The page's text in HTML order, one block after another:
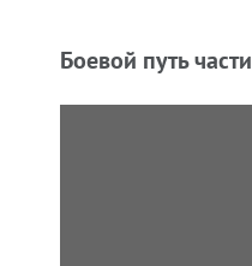
Боевой путь части